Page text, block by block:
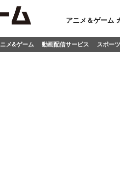
アニメ＆ゲーム
メ&ゲーム 動画配信サービス スポーツ